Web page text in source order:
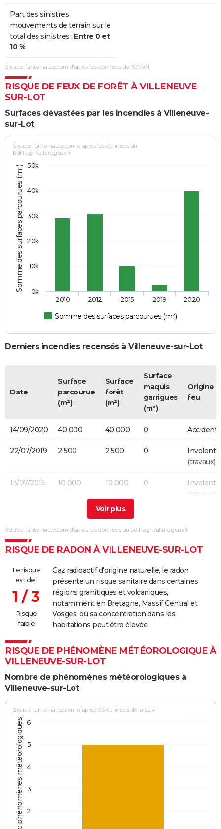
Part des sinistres
mouvements de terrain sur le
total des sinistres : Entre 0 et
10 %
Source : Linternaute.com d'après les données de l'ONRN
RISQUE DE FEUX DE FORÊT À VILLENEUVE-
SUR-LOT
Surfaces dévastées par les incendies à Villeneuve-
sur-Lot
Somme des surfaces parcourues (m²)
Source : Linternaute.com d'après les données du
bdiff.agriculture.gouv.fr
Somme des surfaces parcourues (m²)
2010 2012 2015 2019 2020
0k
10k
20k
30k
40k
50k
Derniers incendies recensés à Villeneuve-sur-Lot
Date
Surface
parcourue
(m²)
Surface
forêt
(m²)
Surface
maquis
garrigues
(m²)
Origine
feu
14/09/2020 40 000 40 000 0
22/07/2019 2 500 2 500 0
(travaux)
13/07/2015 10 000 10 000 0
(travaux)
1 000
Source : Linternaute.com d'après les données du bdiff.agriculture.gouv.fr
RISQUE DE RADON À VILLENEUVE-SUR-LOT
Le risque
est de :
1 / 3
Risque
faible
Gaz radioactif d'origine naturelle, le radon
présente un risque sanitaire dans certaines
régions granitiques et volcaniques,
notamment en Bretagne, Massif Central et
Vosges, où sa concentration dans les
habitations peut être élevée.
RISQUE DE PHÉNOMÈNE MÉTÉOROLOGIQUE À
VILLENEUVE-SUR-LOT
Nombre de phénomènes météorologiques à
Villeneuve-sur-Lot
Jours avec phénomènes météorologiques
Source : Linternaute.com d'après les données de la CCR
2
3
4
5
6